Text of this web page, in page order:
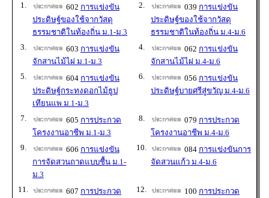
1. 602 การแข่งขัน
ประดิษฐ์ของใช้จากวัสดุ
ธรรมชาติในท้องถิ่น ม.1-ม.3
2. 039 การแข่งขัน
ประดิษฐ์ของใช้จากวัสดุ
ธรรมชาติในท้องถิ่น ม.4-ม.6
3.
603 การแข่งขัน
จักสานไม้ไผ่ ม.1-ม.3
4. 062 การแข่งขัน
จักสานไม้ไผ่ ม.4-ม.6
5.
604 การแข่งขัน
ประดิษฐ์กระทงดอกไม้ธูป
เทียนแพ ม.1-ม.3
6. 056 การแข่งขัน
ประดิษฐ์บายศรีสู่ขวัญ ม.4-ม.6
7. 605 การประกวด
โครงงานอาชีพ ม.1-ม.3
8. 079 การประกวด
โครงงานอาชีพ ม.4-ม.6
9.
606 การแข่งขัน
การจัดสวนถาดแบบชื้น ม.1-
ม.3
10. 084 การแข่งขันการ
จัดสวนแก้ว ม.4-ม.6
11. 607 การประกวด
12. 100 การประกวด